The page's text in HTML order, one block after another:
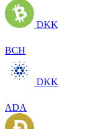
DKK
BCH
DKK
ADA